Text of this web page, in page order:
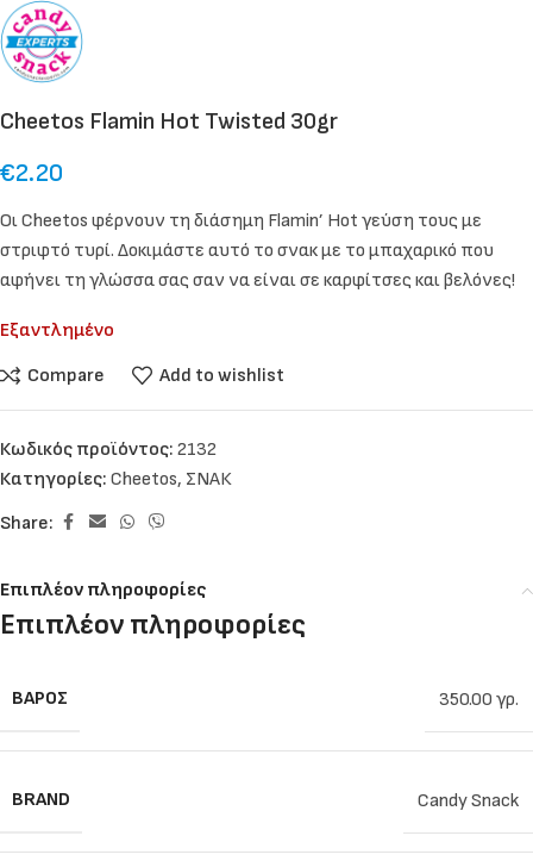
Cheetos Flamin Hot Twisted 30gr
€2.20
Οι Cheetos φέρνουν τη διάσημη Flamin’ Hot γεύση τους με
στριφτό τυρί. Δοκιμάστε αυτό το σνακ με το μπαχαρικό που
αφήνει τη γλώσσα σας σαν να είναι σε καρφίτσες και βελόνες!
Εξαντλημένο
Compare
Add to wishlist
Κωδικός προϊόντος: 2132
Κατηγορίες: Cheetos, ΣΝΑΚ
Share:
Επιπλέον πληροφορίες
Επιπλέον πληροφορίες
ΒΆΡΟΣ 350.00 γρ.
BRAND Candy Snack